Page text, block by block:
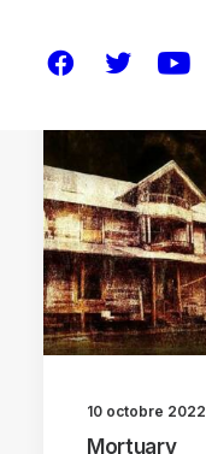
10 octobre 2022
Mortuary